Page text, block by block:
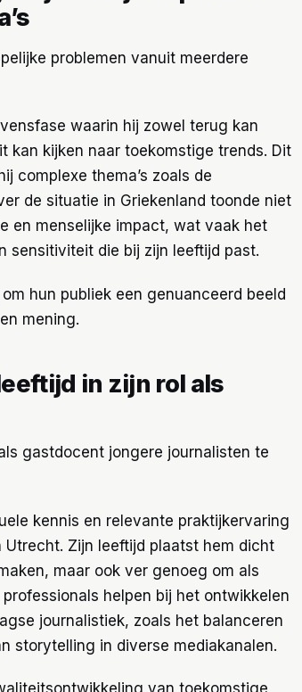
problemen vanuit meerdere
waarin hij zowel terug kan
kan kijken naar toekomstige trends. Dit
complexe thema’s zoals de
de situatie in Griekenland toonde niet
en menselijke impact, wat vaak het
sensitiviteit die bij zijn leeftijd past.
hun publiek een genuanceerd beeld
mening.
in zijn rol als
gastdocent jongere journalisten te
kennis en relevante praktijkervaring
Zijn leeftijd plaatst hem dicht
maar ook ver genoeg om als
helpen bij het ontwikkelen
journalistiek, zoals het balanceren
storytelling in diverse mediakanalen.